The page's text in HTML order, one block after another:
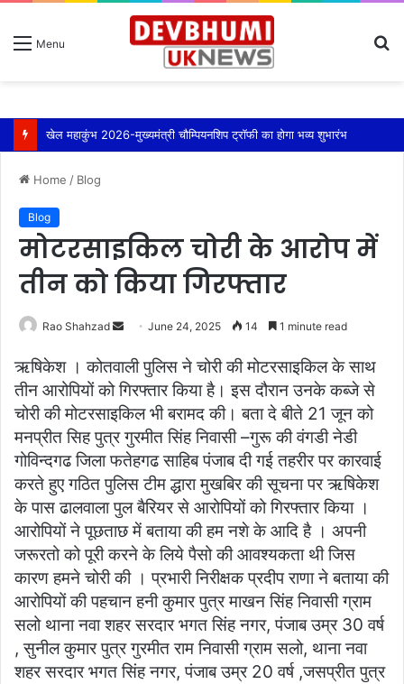
Menu
खेल महाकुंभ 2026-मुख्यमंत्री चौम्पियनशिप ट्रॉफी का होगा भव्य शुभारंभ
Home / Blog
Blog
मोटरसाइकिल चोरी के आरोप में
तीन को किया गिरफ्तार
Rao Shahzad
Send
email
June 24, 2025 14 1 minute read
ऋषिकेश । कोतवाली पुलिस ने चोरी की मोटरसाइकिल के साथ
तीन आरोपियों को गिरफ्तार किया है। इस दौरान उनके कब्जे से
चोरी की मोटरसाइकिल भी बरामद की। बता दे बीते 21 जून को
मनप्रीत सिह पुत्र गुरमीत सिंह निवासी –गुरू की वंगडी नेडी
गोविन्दगढ जिला फतेहगढ साहिब पंजाब दी गई तहरीर पर कारवाई
करते हुए गठित पुलिस टीम द्धारा मुखबिर की सूचना पर ऋषिकेश
के पास ढालवाला पुल बैरियर से आरोपियों को गिरफ्तार किया ।
आरोपियों ने पूछताछ में बताया की हम नशे के आदि है । अपनी
जरूरतो को पूरी करने के लिये पैसो की आवश्यकता थी जिस
कारण हमने चोरी की । प्रभारी निरीक्षक प्रदीप राणा ने बताया की
आरोपियों की पहचान हनी कुमार पुत्र माखन सिंह निवासी ग्राम
सलो थाना नवा शहर सरदार भगत सिंह नगर, पंजाब उम्र 30 वर्ष
, सुनील कुमार पुत्र गुरमीत राम निवासी ग्राम सलो, थाना नवा
शहर सरदार भगत सिंह नगर, पंजाब उम्र 20 वर्ष ,जसप्रीत पुत्र